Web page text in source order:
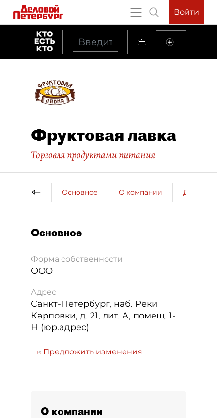
Войти
Фруктовая лавка
Торговля продуктами питания
Основное О компании ДП о
Основное
Форма собственности
ООО
Адрес
Санкт-Петербург, наб. Реки
Карповки, д. 21, лит. А, помещ. 1-
Н (юр.адрес)
Предложить изменения
О компании